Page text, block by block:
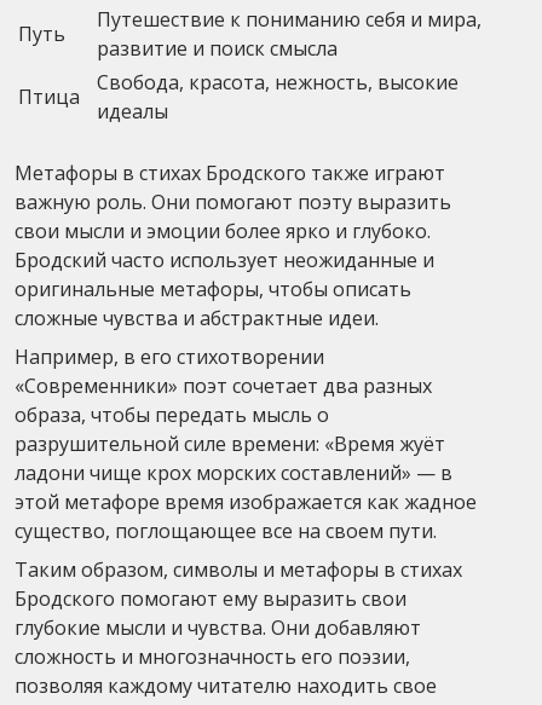
Путь
Путешествие к пониманию себя и мира,
развитие и поиск смысла
Птица
Свобода, красота, нежность, высокие
идеалы
Метафоры в стихах Бродского также играют
важную роль. Они помогают поэту выразить
свои мысли и эмоции более ярко и глубоко.
Бродский часто использует неожиданные и
оригинальные метафоры, чтобы описать
сложные чувства и абстрактные идеи.
Например, в его стихотворении
«Современники» поэт сочетает два разных
образа, чтобы передать мысль о
разрушительной силе времени: «Время жуёт
ладони чище крох морских составлений» — в
этой метафоре время изображается как жадное
существо, поглощающее все на своем пути.
Таким образом, символы и метафоры в стихах
Бродского помогают ему выразить свои
глубокие мысли и чувства. Они добавляют
сложность и многозначность его поэзии,
позволяя каждому читателю находить свое